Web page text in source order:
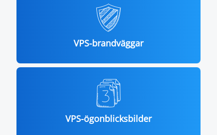
VPS-brandväggar
VPS-ögonblicksbilder